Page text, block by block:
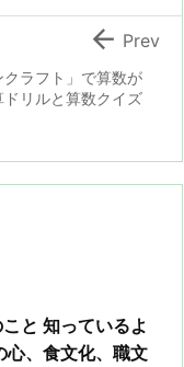
ラフト」で算数が
リルと算数クイズ
 Prev
と 知っているよ
心、食文化、職文